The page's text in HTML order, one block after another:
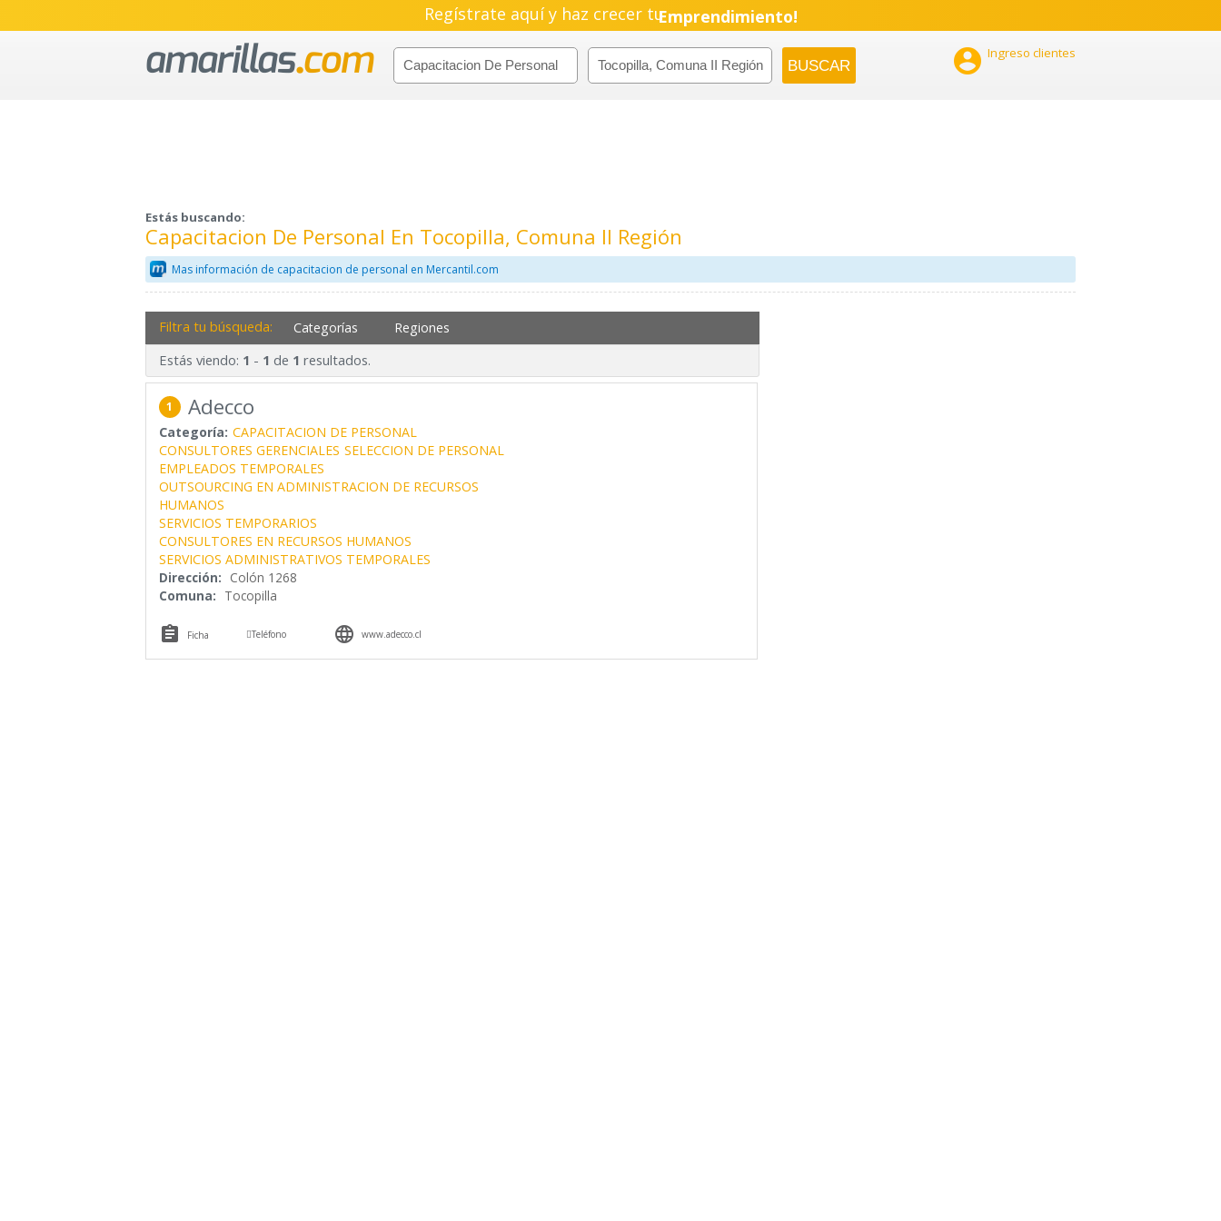
Regístrate aquí y haz crecer tuEmprendimiento!
 Ingreso clientes
Estás buscando:
Capacitacion De Personal En Tocopilla, Comuna II Región
Mas información de capacitacion de personal en Mercantil.com
Filtra tu búsqueda: Categorías Regiones
Estás viendo: 1 - 1 de 1 resultados.
1 Adecco
Categoría: CAPACITACION DE PERSONAL
CONSULTORES GERENCIALES SELECCION DE PERSONAL
EMPLEADOS TEMPORALES
OUTSOURCING EN ADMINISTRACION DE RECURSOS
HUMANOS
SERVICIOS TEMPORARIOS
CONSULTORES EN RECURSOS HUMANOS
SERVICIOS ADMINISTRATIVOS TEMPORALES
Dirección: Colón 1268
Comuna: Tocopilla
 Ficha Teléfono  www.adecco.cl